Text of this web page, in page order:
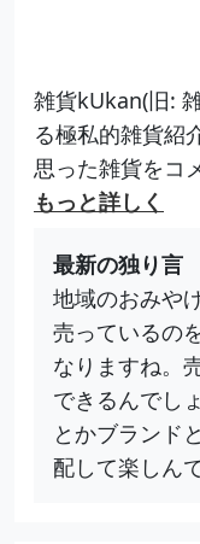
雑貨kUkan(旧:
る極私的雑貨紹
思った雑貨をコ
もっと詳しく
最新の独り言
地域のおみや
売っているの
なりますね。
できるんでし
とかブランド
配して楽しん